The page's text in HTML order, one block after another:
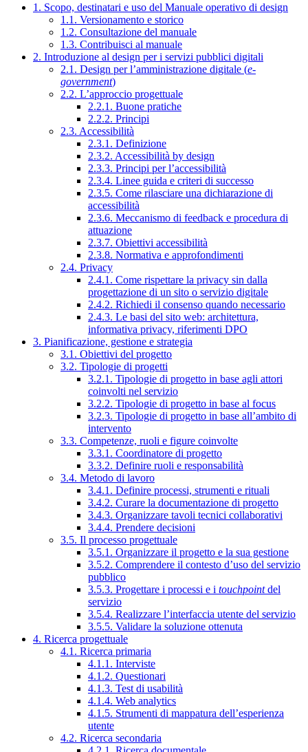
1. Scopo, destinatari e uso del Manuale operativo di design
1.1. Versionamento e storico
1.2. Consultazione del manuale
1.3. Contribuisci al manuale
2. Introduzione al design per i servizi pubblici digitali
2.1. Design per l’amministrazione digitale (e-
government)
2.2. L’approccio progettuale
2.2.1. Buone pratiche
2.2.2. Principi
2.3. Accessibilità
2.3.1. Definizione
2.3.2. Accessibilità by design
2.3.3. Principi per l’accessibilità
2.3.4. Linee guida e criteri di successo
2.3.5. Come rilasciare una dichiarazione di
accessibilità
2.3.6. Meccanismo di feedback e procedura di
attuazione
2.3.7. Obiettivi accessibilità
2.3.8. Normativa e approfondimenti
2.4. Privacy
2.4.1. Come rispettare la privacy sin dalla
progettazione di un sito o servizio digitale
2.4.2. Richiedi il consenso quando necessario
2.4.3. Le basi del sito web: architettura,
informativa privacy, riferimenti DPO
3. Pianificazione, gestione e strategia
3.1. Obiettivi del progetto
3.2. Tipologie di progetti
3.2.1. Tipologie di progetto in base agli attori
coinvolti nel servizio
3.2.2. Tipologie di progetto in base al focus
3.2.3. Tipologie di progetto in base all’ambito di
intervento
3.3. Competenze, ruoli e figure coinvolte
3.3.1. Coordinatore di progetto
3.3.2. Definire ruoli e responsabilità
3.4. Metodo di lavoro
3.4.1. Definire processi, strumenti e rituali
3.4.2. Curare la documentazione di progetto
3.4.3. Organizzare tavoli tecnici collaborativi
3.4.4. Prendere decisioni
3.5. Il processo progettuale
3.5.1. Organizzare il progetto e la sua gestione
3.5.2. Comprendere il contesto d’uso del servizio
pubblico
3.5.3. Progettare i processi e i touchpointdel
servizio
3.5.4. Realizzare l’interfaccia utente del servizio
3.5.5. Validare la soluzione ottenuta
4. Ricerca progettuale
4.1. Ricerca primaria
4.1.1. Interviste
4.1.2. Questionari
4.1.3. Test di usabilità
4.1.4. Web analytics
4.1.5. Strumenti di mappatura dell’esperienza
utente
4.2. Ricerca secondaria